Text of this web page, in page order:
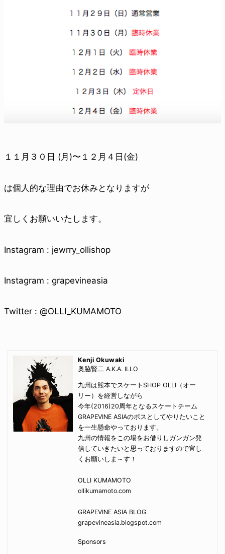
１１月３０日 (月)〜１２月４日(金)
は個人的な理由でお休みとなりますが
宜しくお願いいたします。
Instagram : jewrry_ollishop
Instagram : grapevineasia
Twitter : @OLLI_KUMAMOTO
Kenji Okuwaki
奥脇賢二 A.K.A. ILLO
九州は熊本でスケートSHOP OLLI（オー
リー）を経営しながら
今年(2016)20周年となるスケートチーム
GRAPEVINE ASIAのボスとしてやりたいこと
を一生懸命やっております。
九州の情報をこの場をお借りしガンガン発
信していきたいと思っておりますので宜し
くお願いしま～す！
OLLI KUMAMOTO
ollikumamoto.com
GRAPEVINE ASIA BLOG
grapevineasia.blogspot.com
Sponsors